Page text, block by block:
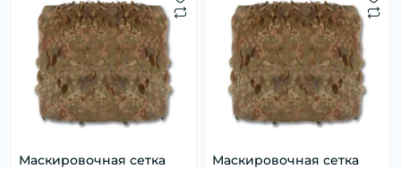
Маскировочная сетка
Маскировочная сетка